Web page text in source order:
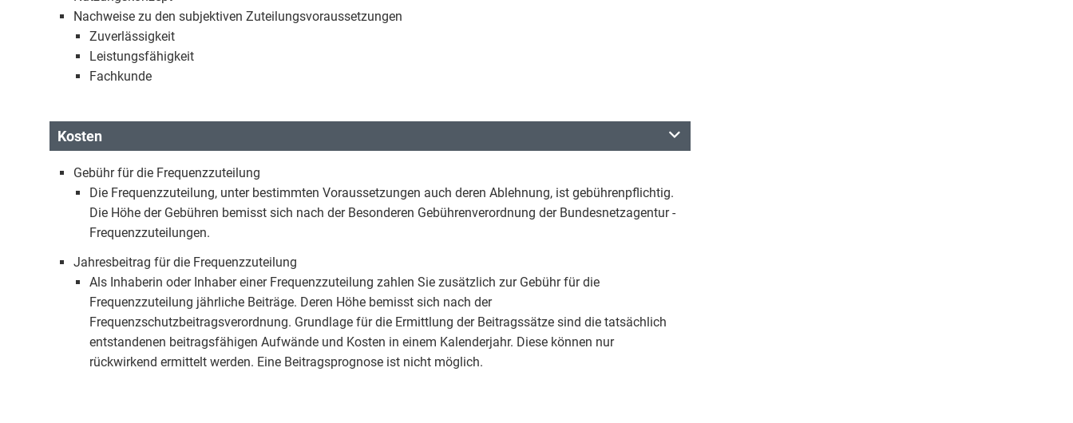
Nachweise zu den subjektiven Zuteilungsvoraussetzungen
Zuverlässigkeit
Leistungsfähigkeit
Fachkunde
Kosten
Gebühr für die Frequenzzuteilung
Die Frequenzzuteilung, unter bestimmten Voraussetzungen auch deren Ablehnung, ist gebührenpflichtig.
Die Höhe der Gebühren bemisst sich nach der Besonderen Gebührenverordnung der Bundesnetzagentur -
Frequenzzuteilungen.
Jahresbeitrag für die Frequenzzuteilung
Als Inhaberin oder Inhaber einer Frequenzzuteilung zahlen Sie zusätzlich zur Gebühr für die
Frequenzzuteilung jährliche Beiträge. Deren Höhe bemisst sich nach der
Frequenzschutzbeitragsverordnung. Grundlage für die Ermittlung der Beitragssätze sind die tatsächlich
entstandenen beitragsfähigen Aufwände und Kosten in einem Kalenderjahr. Diese können nur
rückwirkend ermittelt werden. Eine Beitragsprognose ist nicht möglich.